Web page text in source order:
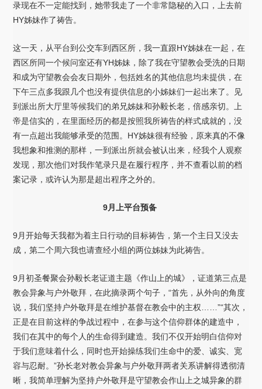
录现在不一定能找到，她带我走了一个非常隐秘的入口，上去前
HY姊妹作了祷告。
这一天，从平台到公交车到西区所，我一直跟HY姊妹在一起，在
西区所同一个候问室还有YH姊妹，除了我在守望教会受洗的日期
和成为守望教会会友日期外，包括姓名的其他信息均未提供，在
下午三点多我跟几个也没有提供信息的小姊妹们一起出来了。见
到派出所大厅里等候我们的弟兄姊妹和孙毅长老，倍感亲切。上
帝是信实的，在里面经历的都是按照我所祷告的样式成就的，没
有一点超出我能够承受的范围。HY姊妹很有经验，原来真的不像
我想象和推测的那样，一到派出所就会被认出来，经我个人观察
发现，那次他们对我作笔录只是在履行程序，并不查看以前的档
案记录，或许认为那是超出程序之外的。
9月上平台预备
9月开始每天我都为着主日行动的目标祷告，第一个主日又没去
成，第二个周六我也请查经小组的两位姊妹为此祷告。
9月初圣餐聚会孙毅长老证道主题《作山上的城》，证道第三点是
教会异象与户外敬拜，在此摘录两个句子，“首先，从外向的角度
说，我们坚持户外敬拜是在维护基督在教会中的主权……”“其次，
正是在目前这样的争战过程中，在参与这个信仰群体的建造中，
我们在其中的每个人的生命得到建造。我们不仅开始明白信仰对
于我们意味着什么，同时也开始操练我们生命中的爱、诚实、宽
容与忍耐。”孙长老对教会异象与户外敬拜两者关系讲解得透彻清
晰，我简单理解为坚持户外敬拜是守望教会作山上之城异象的群